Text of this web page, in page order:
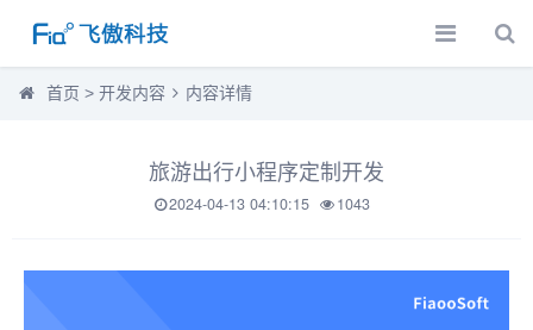
首页 > 开发内容 内容详情
旅游出行小程序定制开发
2024-04-13 04:10:15 1043